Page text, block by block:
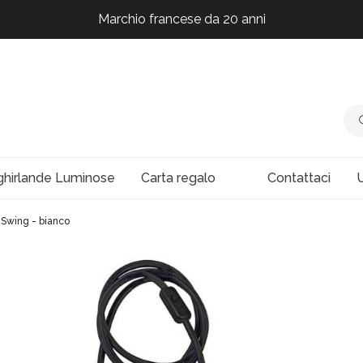
Marchio francese da 20 anni
Marchio francese da 20 anni
Luminose Carta regalo Contattaci
- bianco